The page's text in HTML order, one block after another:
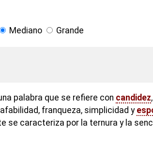
Mediano Grande
palabra que se refiere con candidez
franqueza, simplicidad y
se caracteriza por la ternura y la